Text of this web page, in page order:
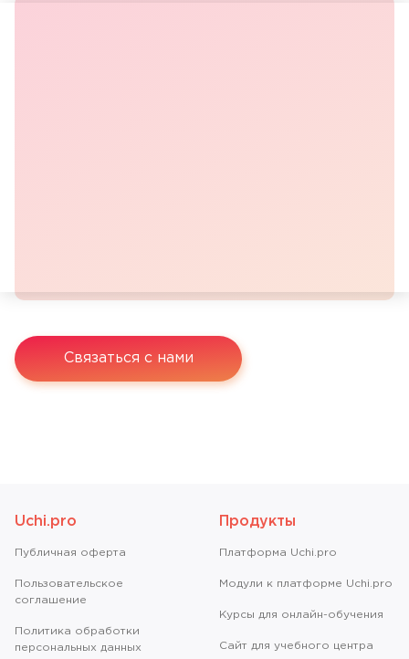
Связаться с нами
Uchi.pro
Публичная оферта
Пользовательское
соглашение
Политика обработки
персональных данных
Продукты
Платформа Uchi.pro
Модули к платформе Uchi.pro
Курсы для онлайн-обучения
Сайт для учебного центра